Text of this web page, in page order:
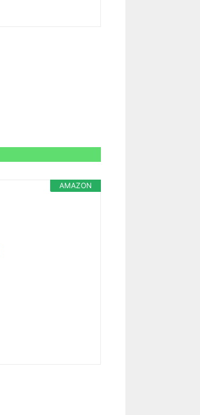
AMAZON